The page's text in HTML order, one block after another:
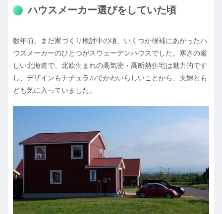
ハウスメーカー選びをしていた頃
数年前、まだ家づくり検討中の頃、いくつか候補にあがったハ
ウスメーカーのひとつがスウェーデンハウスでした。寒さの厳
しい北海道で、北欧生まれの高気密・高断熱住宅は魅力的です
し、デザインもナチュラルでかわいらしいことから、夫婦とも
ども気に入っていました。